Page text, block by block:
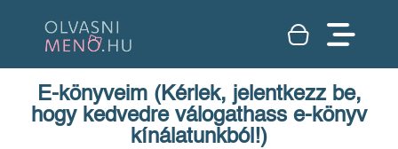
E-könyveim (Kérlek, jelentkezz be,
hogy kedvedre válogathass e-könyv
kínálatunkból!)